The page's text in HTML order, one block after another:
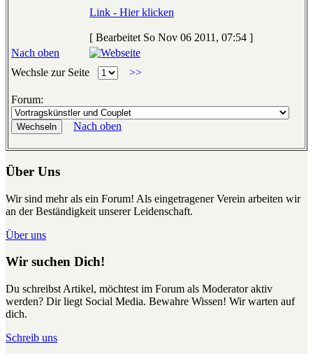
Link - Hier klicken
[ Bearbeitet So Nov 06 2011, 07:54 ]
Nach oben
Wechsle zur Seite
>>
Forum:
Nach oben
Über Uns
Wir sind mehr als ein Forum! Als eingetragener Verein arbeiten wir
an der Beständigkeit unserer Leidenschaft.
Über uns
Wir suchen Dich!
Du schreibst Artikel, möchtest im Forum als Moderator aktiv
werden? Dir liegt Social Media. Bewahre Wissen! Wir warten auf
dich.
Schreib uns